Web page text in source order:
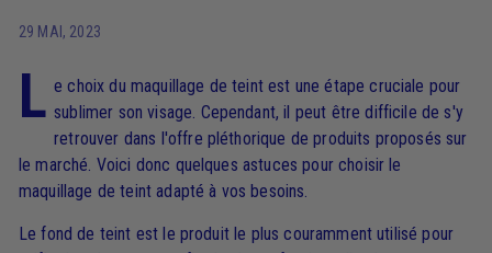
29 MAI, 2023
L e choix du maquillage de teint est une étape cruciale pour
sublimer son visage. Cependant, il peut être difficile de s'y
retrouver dans l'offre pléthorique de produits proposés sur
le marché. Voici donc quelques astuces pour choisir le
maquillage de teint adapté à vos besoins.
Le fond de teint est le produit le plus couramment utilisé pour